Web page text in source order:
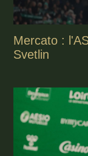
Mercato :
Svetlin